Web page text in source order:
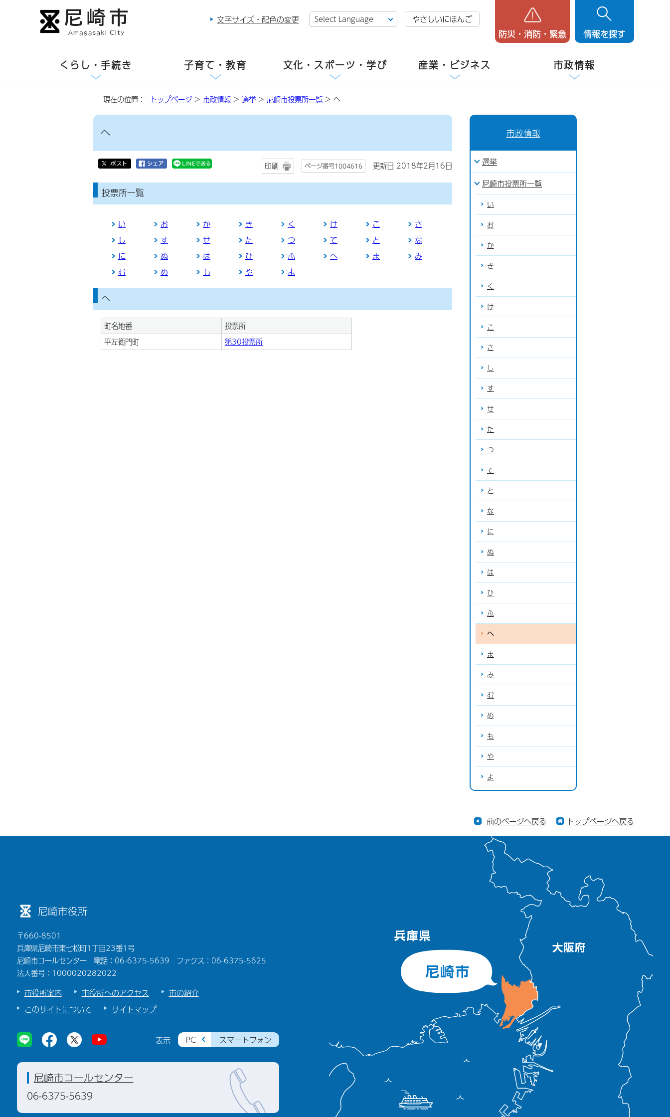
文字サイズ・配色の変更 やさしいにほんご
防災・消防・緊急 情報を探す
くらし・手続き 子育て・教育 文化・スポーツ・学び 産業・ビジネス 市政情報
現在の位置： トップページ> 市政情報 > 選挙 > 尼崎市投票所一覧 > へ
へ
印刷 ページ番号1004616 更新日 2018年2月16日
投票所一覧
い お か き く け こ
さ
し
す せ た つ て と
な
に
ぬ は ひ ふ へ ま
み
む
め も や よ
へ
町名地番
投票所
平左衛門町
第30投票所
市政情報
選挙
尼崎市投票所一覧
い
お
か
き
く
け
こ
さ
し
す
せ
た
つ
て
と
な
に
ぬ
は
ひ
ふ
へ
ま
み
む
め
も
や
よ
前のページへ戻る トップページへ戻る
尼崎市役所
〒660-8501
兵庫県尼崎市東七松町1丁目23番1号
尼崎市コールセンター 電話：06-6375-5639 ファクス：06-6375-5625
法人番号：1000020282022
市役所案内 市役所へのアクセス
市の紹介
このサイトについて
サイトマップ
表示 PC スマートフォン
尼崎市コールセンター
06-6375-5639